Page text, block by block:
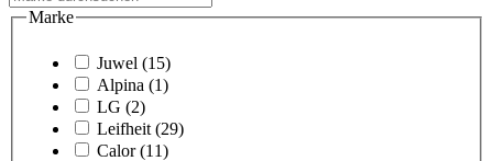
Marke
Juwel (15)
Alpina (1)
LG (2)
Leifheit (29)
Calor (11)